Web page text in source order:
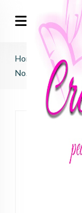
Home Victoria
No.055 silver